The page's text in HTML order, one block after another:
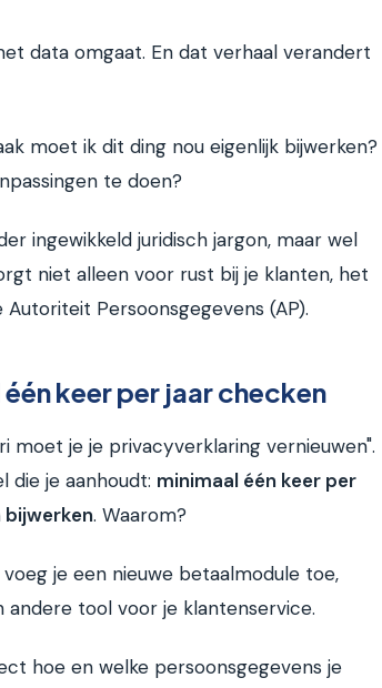
data omgaat. En dat verhaal verandert
moet ik dit ding nou eigenlijk bijwerken?
te doen?
ingewikkeld juridisch jargon, maar wel
niet alleen voor rust bij je klanten, het
Persoonsgegevens (AP).
keer per jaar checken
moet je je privacyverklaring vernieuwen".
die je aanhoudt: minimaal één keer per
. Waarom?
je een nieuwe betaalmodule toe,
tool voor je klantenservice.
hoe en welke persoonsgegevens je